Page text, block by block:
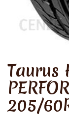
Taurus
205/